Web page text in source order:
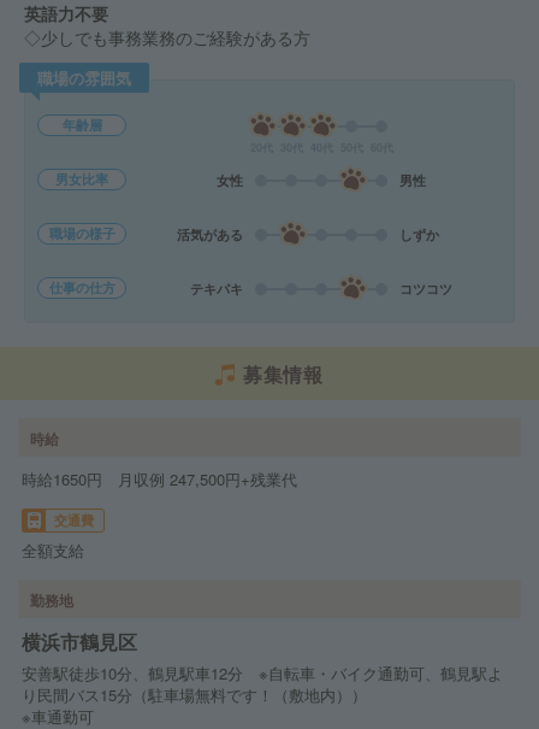
英語力不要
◇少しでも事務業務のご経験がある方
職場の雰囲気
年齢層
男女比率 女性 男性
職場の様子 活気がある しずか
仕事の仕方 テキパキ コツコツ
募集情報
時給
時給1650円 月収例 247,500円+残業代
交通費
全額支給
勤務地
横浜市鶴見区
安善駅徒歩10分、鶴見駅車12分 ※自転車・バイク通勤可、鶴見駅よ
り民間バス15分（駐車場無料です！（敷地内））
※車通勤可